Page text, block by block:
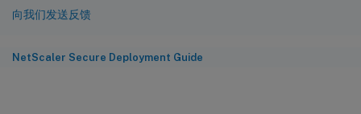
向我们发送反馈
NetScaler Secure Deployment Guide